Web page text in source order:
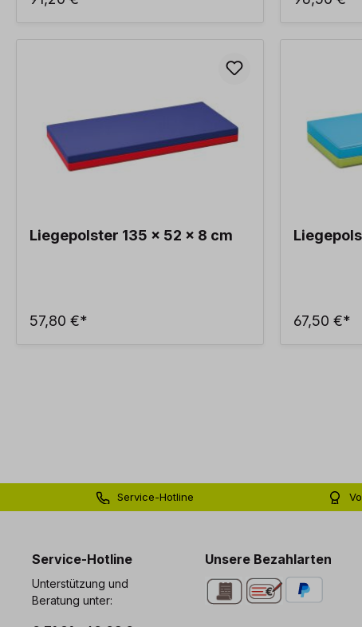
Liegepolster 135 x 52 x 8 cm
57,80 €* 67,50 €*
Service-Hotline
Service-Hotline
Unterstützung und
Beratung unter:
Unsere Bezahlarten